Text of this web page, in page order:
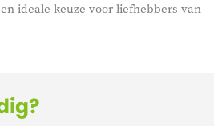
ideale keuze voor liefhebbers van